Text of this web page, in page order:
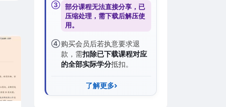
③ 部分课程无法直接分享，已
压缩处理，需下载后解压使
用。
④购买会员后若执意要求退
款，需扣除已下载课程对应
的全部实际学分抵扣。
了解更多